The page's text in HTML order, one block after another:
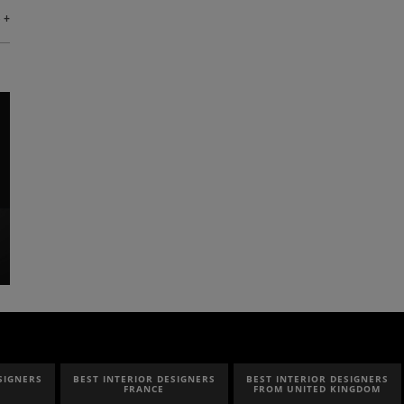
+
INTERIOR DESIGNERS BEST INTERIOR DESIGNERS
FROM UNITED KINGDOM
BEST